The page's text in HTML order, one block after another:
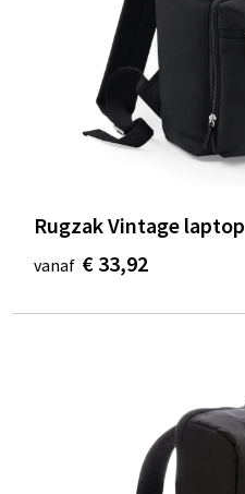
Rugzak Vintage laptop
vanaf € 33,92